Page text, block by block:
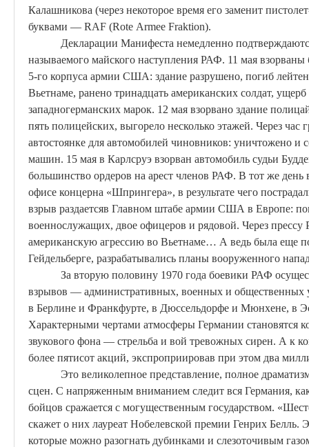
Калашникова (через некоторое время его заменит
буквами — RAF (Rote Armee Fraktion).
Декларации Манифеста немедленно
называемого майского наступления РАФ. 11 мая
5-го корпуса армии США: здание разрушено, погиб
Вьетнаме, ранено тринадцать американских солдат,
западногерманских марок. 12 мая взорвано здание
пять полицейских, выгорело несколько этажей. Через час
автостоянке для автомобилей чиновников: уничтожено и
машин. 15 мая в Карлсруэ взорван автомобиль судьи
большинство ордеров на арест членов РАФ. В тот же день
офисе концерна «Шпрингера», в результате чего
взрыв раздаетсяв Главном штабе армии США в Европе:
военнослужащих, двое офицеров и рядовой. Через
американскую агрессию во Вьетнаме… А ведь была еще
Гейдельберге, разрабатывались планы вооруженного
За вторую половину 1970 года боевики РАФ
взрывов — административных, военных и общественных
в Берлине и Франкфурте, в Дюссельдорфе и Мюнхене, в
Характерными чертами атмосферы Германии становятся
звукового фона — стрельба и вой тревожных сирен. А к
более пятисот акций, экспроприировав при этом два
Это великолепное представление, полное
сцен. С напряженным вниманием следит вся Германия,
бойцов сражается с могущественным государством.
скажет о них лауреат Нобелевской премии Генрих Белль.
которые можно разогнать дубинками и слезоточивым